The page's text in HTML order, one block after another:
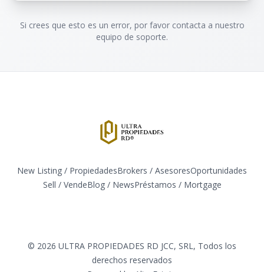
Si crees que esto es un error, por favor contacta a nuestro
equipo de soporte.
New Listing / PropiedadesBrokers / AsesoresOportunidades
Sell / VendeBlog / News​Préstamos / Mortgage
© 2026 ULTRA PROPIEDADES RD JCC, SRL, Todos los
derechos reservados